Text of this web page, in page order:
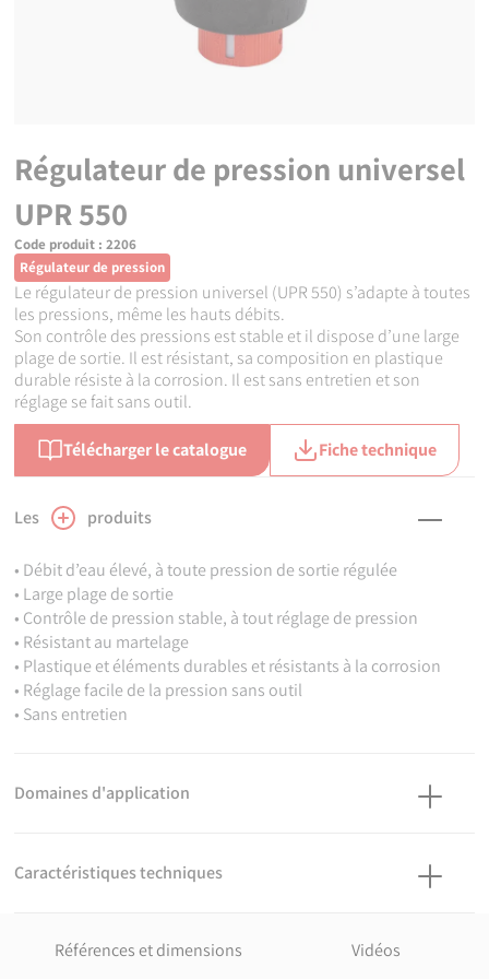
Régulateur de pression universel
UPR 550
Code produit :2206
Régulateur de pression
Le régulateur de pression universel (UPR 550) s’adapte à toutes
les pressions, même les hauts débits.
Son contrôle des pressions est stable et il dispose d’une large
plage de sortie. Il est résistant, sa composition en plastique
durable résiste à la corrosion. Il est sans entretien et son
réglage se fait sans outil.
Télécharger le catalogue Fiche technique
Les produits
• Débit d’eau élevé, à toute pression de sortie régulée
• Large plage de sortie
• Contrôle de pression stable, à tout réglage de pression
• Résistant au martelage
• Plastique et éléments durables et résistants à la corrosion
• Réglage facile de la pression sans outil
• Sans entretien
Domaines d'application
Température du fluide : max 40°C, détimbrage à partir de 20°C.
Caractéristiques techniques
Joints : EPDM. Corps, écrous et filetage : Polypropylène,
Références et dimensions Vidéos